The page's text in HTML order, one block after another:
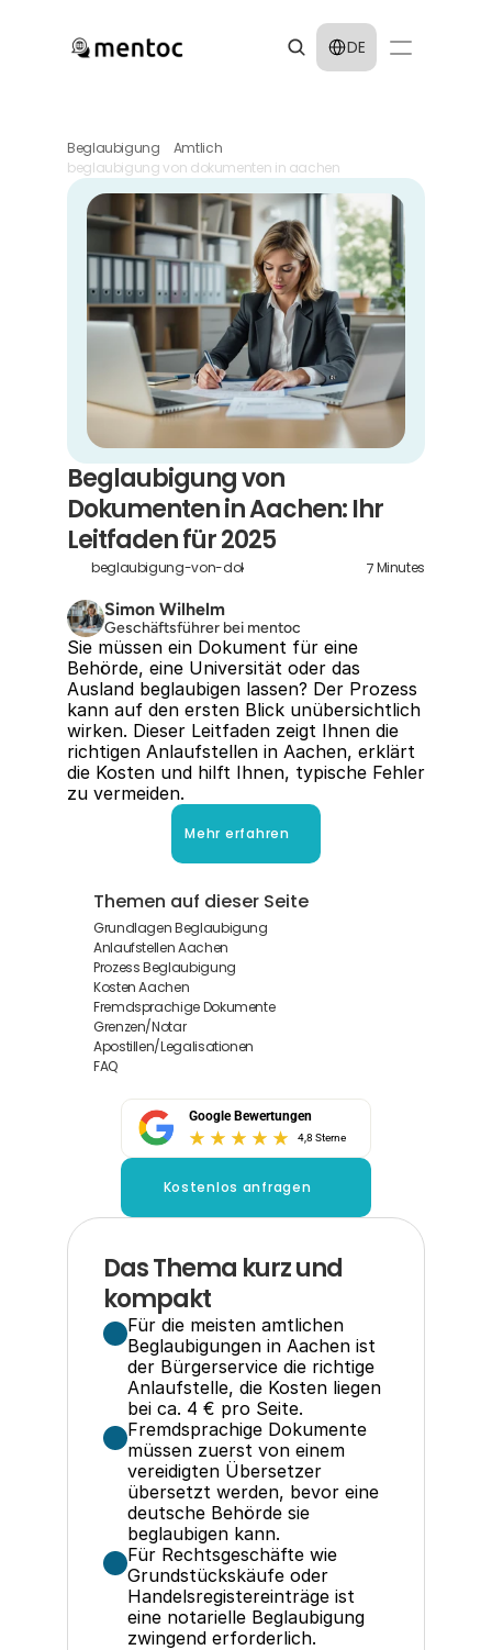
Select Language
DE
Beglaubigung
Amtlich
beglaubigung von dokumenten in aachen
Beglaubigung von
Dokumenten in Aachen: Ihr
Leitfaden für 2025
beglaubigung-von-dokumenten-in-aachen
7Minutes
Simon Wilhelm
Geschäftsführer bei mentoc
Sie müssen ein Dokument für eine
Behörde, eine Universität oder das
Ausland beglaubigen lassen? Der Prozess
kann auf den ersten Blick unübersichtlich
wirken. Dieser Leitfaden zeigt Ihnen die
richtigen Anlaufstellen in Aachen, erklärt
die Kosten und hilft Ihnen, typische Fehler
zu vermeiden.
Mehr erfahren
Themen auf dieser Seite
Grundlagen Beglaubigung
Anlaufstellen Aachen
Prozess Beglaubigung
Kosten Aachen
Fremdsprachige Dokumente
Grenzen/Notar
Apostillen/Legalisationen
FAQ
Google Bewertungen
4,8 Sterne
Kostenlos anfragen
Das Thema kurz und
kompakt
Für die meisten amtlichen
Beglaubigungen in Aachen ist
der Bürgerservice die richtige
Anlaufstelle, die Kosten liegen
bei ca. 4 € pro Seite.
Fremdsprachige Dokumente
müssen zuerst von einem
vereidigten Übersetzer
übersetzt werden, bevor eine
deutsche Behörde sie
beglaubigen kann.
Für Rechtsgeschäfte wie
Grundstückskäufe oder
Handelsregistereinträge ist
eine notarielle Beglaubigung
zwingend erforderlich.